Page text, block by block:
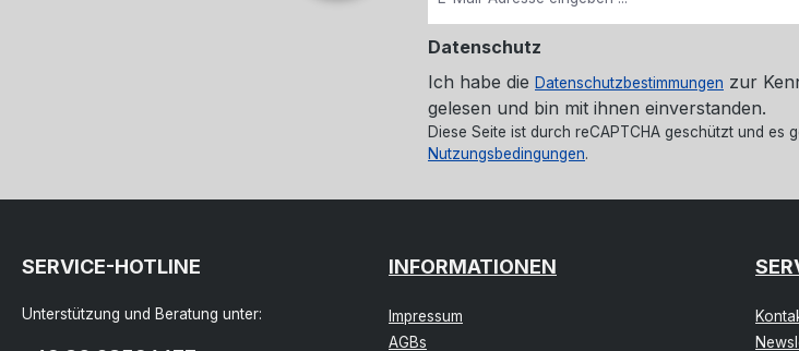
Datenschutz
Ich habe die Datenschutzbestimmungen zur
gelesen und bin mit ihnen einverstanden.
Diese Seite ist durch reCAPTCHA geschützt und es
Nutzungsbedingungen.
SERVICE-HOTLINE
Unterstützung und Beratung unter:
INFORMATIONEN
Impressum
AGBs